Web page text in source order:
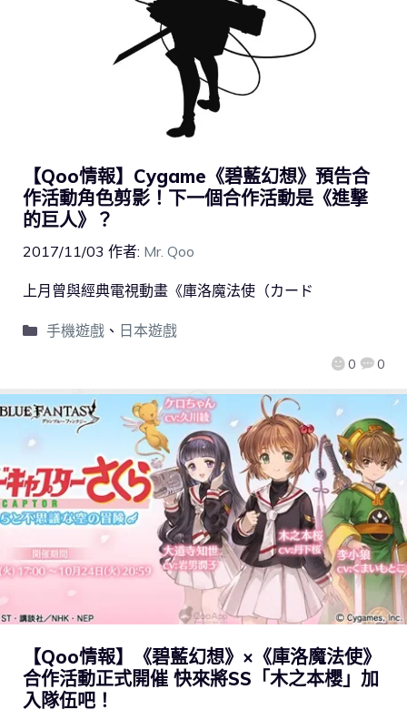
【Qoo情報】Cygame《碧藍幻想》預告合
作活動角色剪影！下一個合作活動是《進撃
的巨人》？
2017/11/03 作者: Mr. Qoo
0 0
上月曾與經典電視動畫《庫洛魔法使（カード
手機遊戲、 日本遊戲
【Qoo情報】《碧藍幻想》×《庫洛魔法使》
合作活動正式開催 快來將SS「木之本櫻」加
入隊伍吧！